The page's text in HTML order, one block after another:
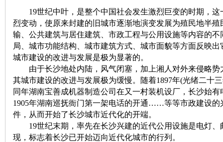
19世纪中叶，是整个中国社会发生激烈巨变的时期，这
烈变动，使原来封建的旧城市逐渐地演变发展为殖民地半
输、公共建筑与居住建筑、市政工程与公用设施等内容的
局、城市功能结构、城市建筑方式、城市面貌等方面反映
城市建设的改进与发展是极为显著的。
由于长沙地处内陆，风气闭塞，加上湘人对外来侵略势
其城市建设的改进与发展极为缓慢。随着1897年(光绪二十
同年湖南宝善成机器制造公司在又一村装机设厂，长沙始
1905年湖南巡抚衙门第一架电话的开通……等等市政建设的
件，从而开始了长沙城市近代化的开端。
19世纪末期，率先在长沙兴建的近代公用设施是电灯、
现，标志着长沙已开始迈向近代化城市的行列。